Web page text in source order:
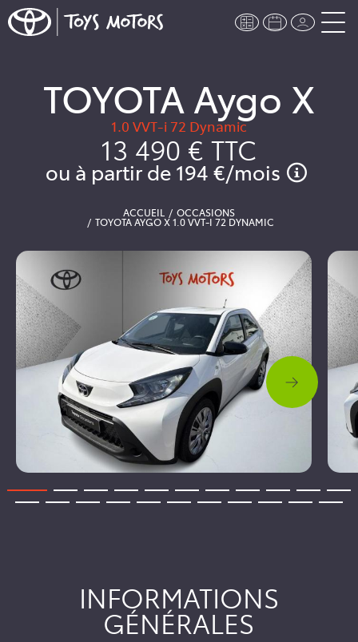
TOYOTA Aygo X
1.0 VVT-i 72 Dynamic
13 490 € TTC
ou à partir de 194 €/mois
ACCUEIL OCCASIONS
TOYOTA AYGO X 1.0 VVT-I 72 DYNAMIC
INFORMATIONS
GÉNÉRALES